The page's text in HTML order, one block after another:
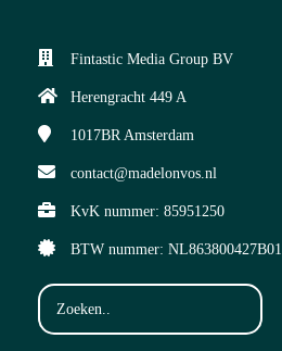
Fintastic Media Group BV
Herengracht 449 A
1017BRAmsterdam
contact@madelonvos.nl
KvK nummer: 85951250
BTW nummer: NL863800427B01